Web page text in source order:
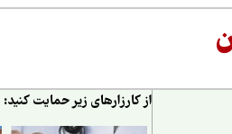
از کارزارهای زیر حمایت کنید: